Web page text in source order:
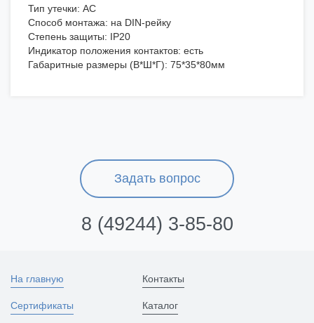
Тип утечки: АС
Способ монтажа: на DIN-рейку
Степень защиты: IP20
Индикатор положения контактов: есть
Габаритные размеры (В*Ш*Г): 75*35*80мм
Задать вопрос
8 (49244) 3-85-80
На главную
Сертификаты
Контакты
Каталог